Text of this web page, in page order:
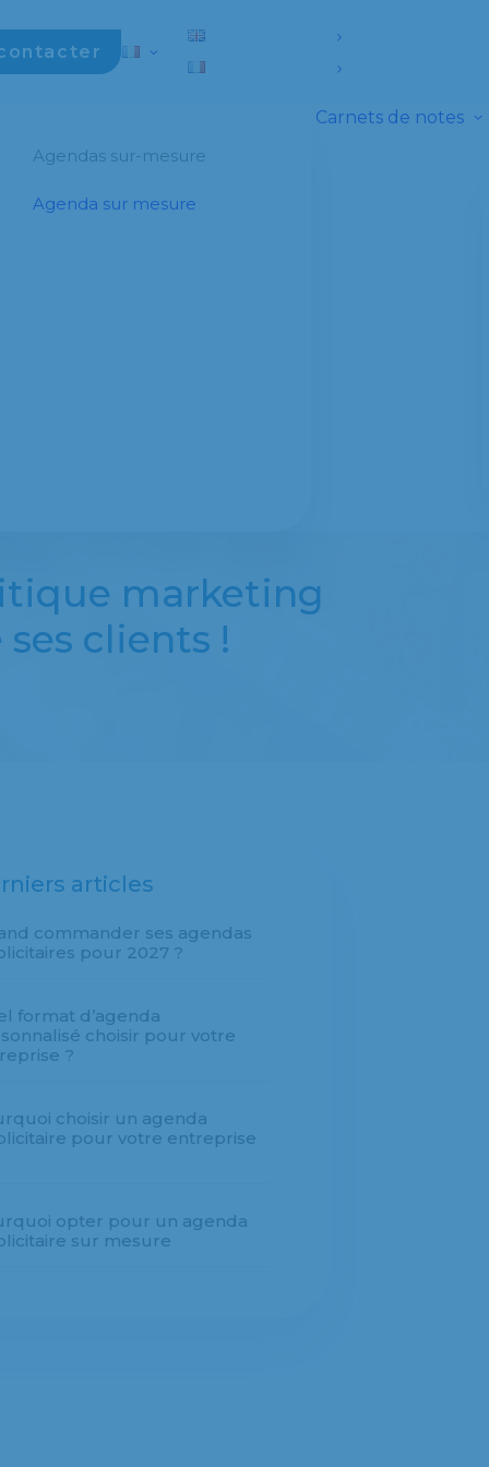
Agendas sur-mesure
Agenda sur mesure
Carnets de notes
marketing
clients !
articles
commander ses agendas
pour 2027 ?
format d’agenda
choisir pour votre
?
choisir un agenda
pour votre entreprise
opter pour un agenda
sur mesure